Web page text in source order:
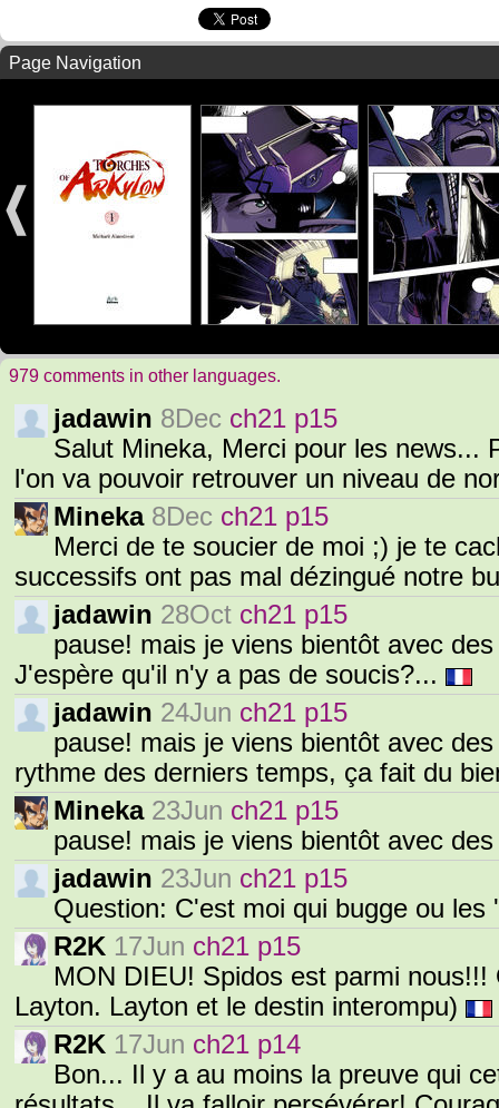
Page Navigation
979 comments in other languages.
jadawin 8Dec ch21 p15
Salut Mineka, Merci pour les news...
l'on va pouvoir retrouver un niveau de
Mineka 8Dec ch21 p15
Merci de te soucier de moi ;) je te
successifs ont pas mal dézingué notre
jadawin 28Oct ch21 p15
pause! mais je viens bientôt avec
J'espère qu'il n'y a pas de soucis?...
jadawin 24Jun ch21 p15
pause! mais je viens bientôt avec
rythme des derniers temps, ça fait du
Mineka 23Jun ch21 p15
pause! mais je viens bientôt avec
jadawin 23Jun ch21 p15
Question: C'est moi qui bugge ou
R2K 17Jun ch21 p15
MON DIEU! Spidos est parmi
Layton. Layton et le destin interompu)
R2K 17Jun ch21 p14
Bon... Il y a au moins la preuve qui